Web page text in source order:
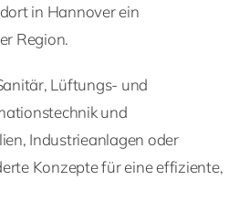
in Hannover ein
Region.
Lüftungs- und
und
Industrieanlagen oder
Konzepte für eine effiziente,